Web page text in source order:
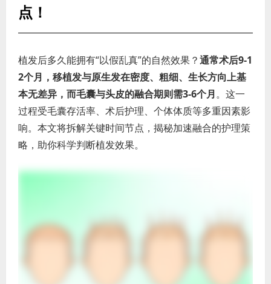
点！
植发后多久能拥有“以假乱真”的自然效果？通常术后9-1
2个月，移植发与原生发在密度、粗细、生长方向上基
本无差异，而毛囊与头皮的融合期则需3-6个月。这一
过程受毛囊存活率、术后护理、个体体质等多重因素影
响。本文将拆解关键时间节点，揭秘加速融合的护理策
略，助你科学判断植发效果。